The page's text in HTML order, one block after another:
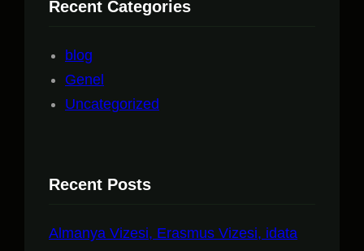
Recent Categories
blog
Genel
Uncategorized
Recent Posts
Almanya Vizesi, Erasmus Vizesi, idata